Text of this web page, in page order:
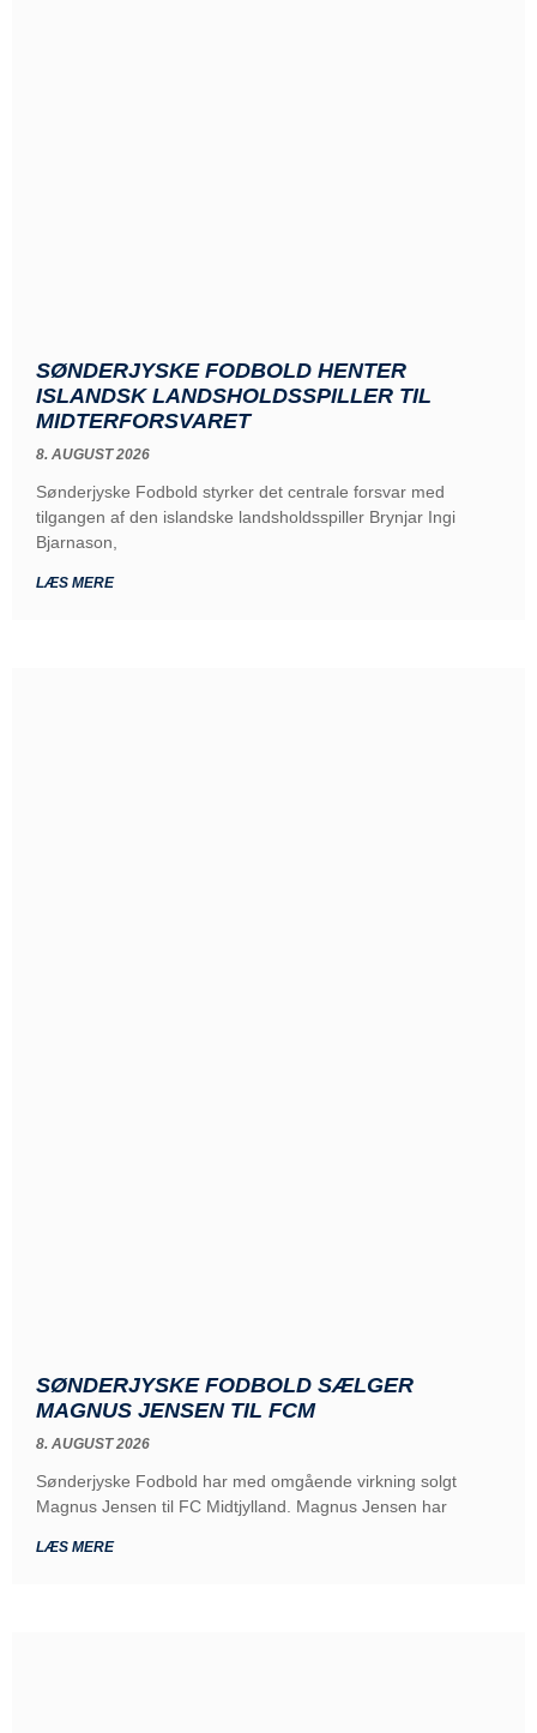
SØNDERJYSKE FODBOLD HENTER
ISLANDSK LANDSHOLDSSPILLER TIL
MIDTERFORSVARET
8. AUGUST 2026
Sønderjyske Fodbold styrker det centrale forsvar med
tilgangen af den islandske landsholdsspiller Brynjar Ingi
Bjarnason,
LÆS MERE
SØNDERJYSKE FODBOLD SÆLGER
MAGNUS JENSEN TIL FCM
8. AUGUST 2026
Sønderjyske Fodbold har med omgående virkning solgt
Magnus Jensen til FC Midtjylland. Magnus Jensen har
LÆS MERE